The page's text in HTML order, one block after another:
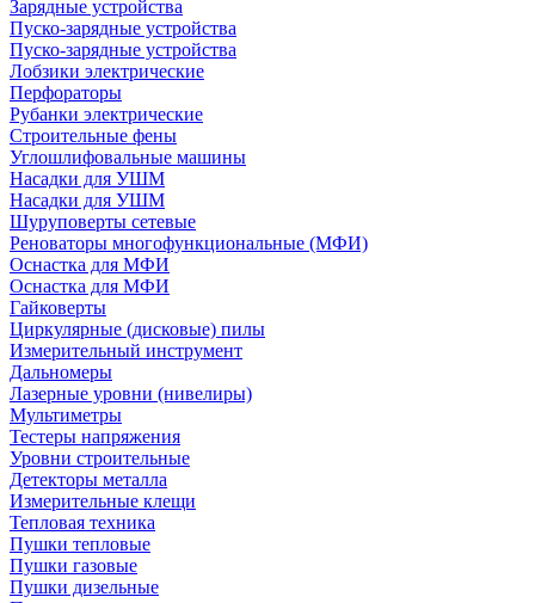
Зарядные устройства
Пуско-зарядные устройства
Пуско-зарядные устройства
Лобзики электрические
Перфораторы
Рубанки электрические
Строительные фены
Углошлифовальные машины
Насадки для УШМ
Насадки для УШМ
Шуруповерты сетевые
Реноваторы многофункциональные (МФИ)
Оснастка для МФИ
Оснастка для МФИ
Гайковерты
Циркулярные (дисковые) пилы
Измерительный инструмент
Дальномеры
Лазерные уровни (нивелиры)
Мультиметры
Тестеры напряжения
Уровни строительные
Детекторы металла
Измерительные клещи
Тепловая техника
Пушки тепловые
Пушки газовые
Пушки дизельные